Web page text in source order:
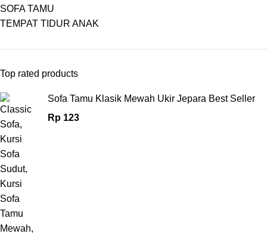
SOFA TAMU
TEMPAT TIDUR ANAK
Top rated products
Sofa Tamu Klasik Mewah Ukir Jepara Best Seller
Rp 123